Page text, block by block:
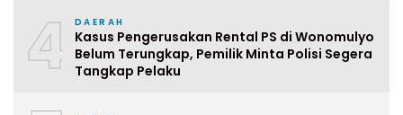
4 DAERAH
Kasus Pengerusakan Rental PS di Wonomulyo
Belum Terungkap, Pemilik Minta Polisi Segera
Tangkap Pelaku